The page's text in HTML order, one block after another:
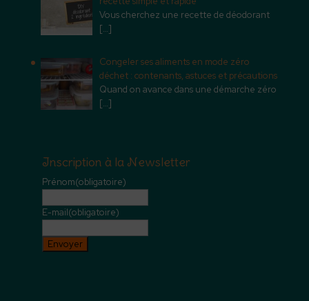
Vous cherchez une recette de déodorant
[…]
Congeler ses aliments en mode zéro
déchet : contenants, astuces et précautions
Quand on avance dans une démarche zéro
[…]
Inscription à la Newsletter
Prénom(obligatoire)
E-mail(obligatoire)
Envoyer